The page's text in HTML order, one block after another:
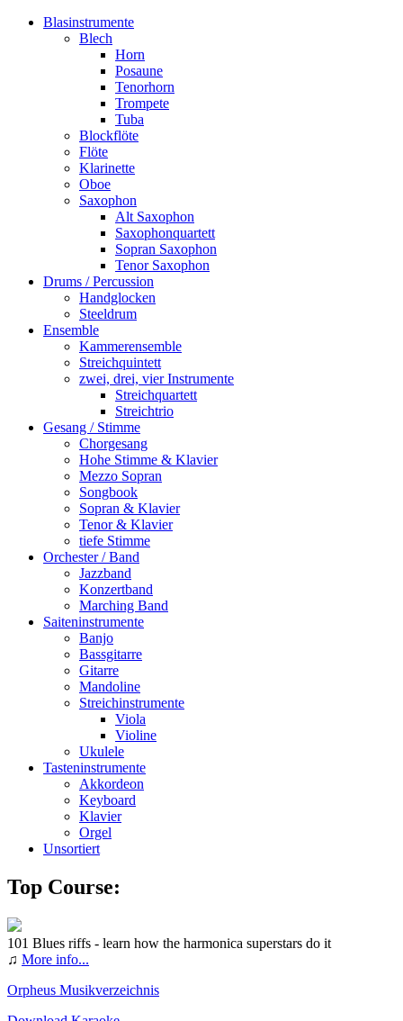
Blasinstrumente
Blech
Horn
Posaune
Tenorhorn
Trompete
Tuba
Blockflöte
Flöte
Klarinette
Oboe
Saxophon
Alt Saxophon
Saxophonquartett
Sopran Saxophon
Tenor Saxophon
Drums / Percussion
Handglocken
Steeldrum
Ensemble
Kammerensemble
Streichquintett
zwei, drei, vier Instrumente
Streichquartett
Streichtrio
Gesang / Stimme
Chorgesang
Hohe Stimme & Klavier
Mezzo Sopran
Songbook
Sopran & Klavier
Tenor & Klavier
tiefe Stimme
Orchester / Band
Jazzband
Konzertband
Marching Band
Saiteninstrumente
Banjo
Bassgitarre
Gitarre
Mandoline
Streichinstrumente
Viola
Violine
Ukulele
Tasteninstrumente
Akkordeon
Keyboard
Klavier
Orgel
Unsortiert
Top Course:
101 Blues riffs - learn how the harmonica superstars do it
♫ More info...
Orpheus Musikverzeichnis